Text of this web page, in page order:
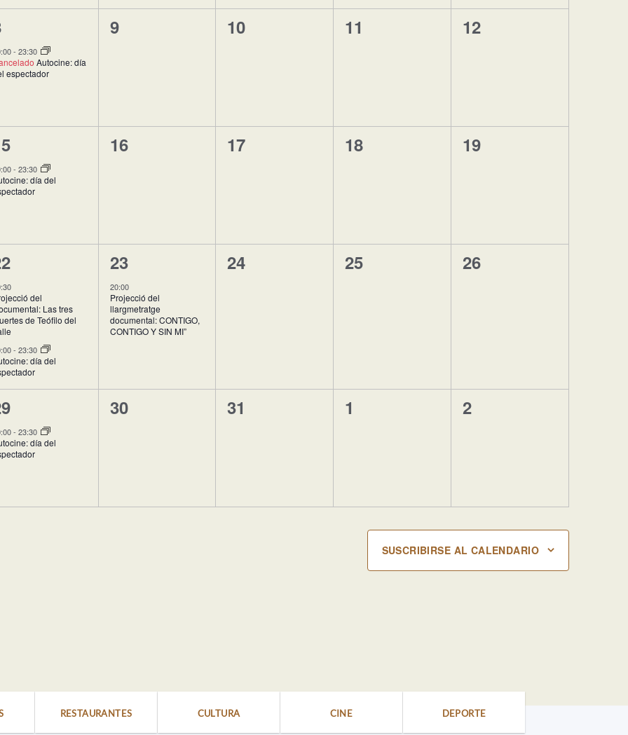
- 23:30
Autocine: día
espectador
0
9
0
10
0
11
0
12
- 23:30
día del
0
16
0
17
0
18
0
19
del
Las tres
de Teófilo del
- 23:30
día del
1
evento,
23
20:00
Projecció del
llargmetratge
documental: CONTIGO,
CONTIGO Y SIN MI”
0
24
0
25
0
26
- 23:30
día del
0
30
0
31
0
1
0
2
SUSCRIBIRSE AL CALENDARIO
RESTAURANTES CULTURA CINE DEPORTE